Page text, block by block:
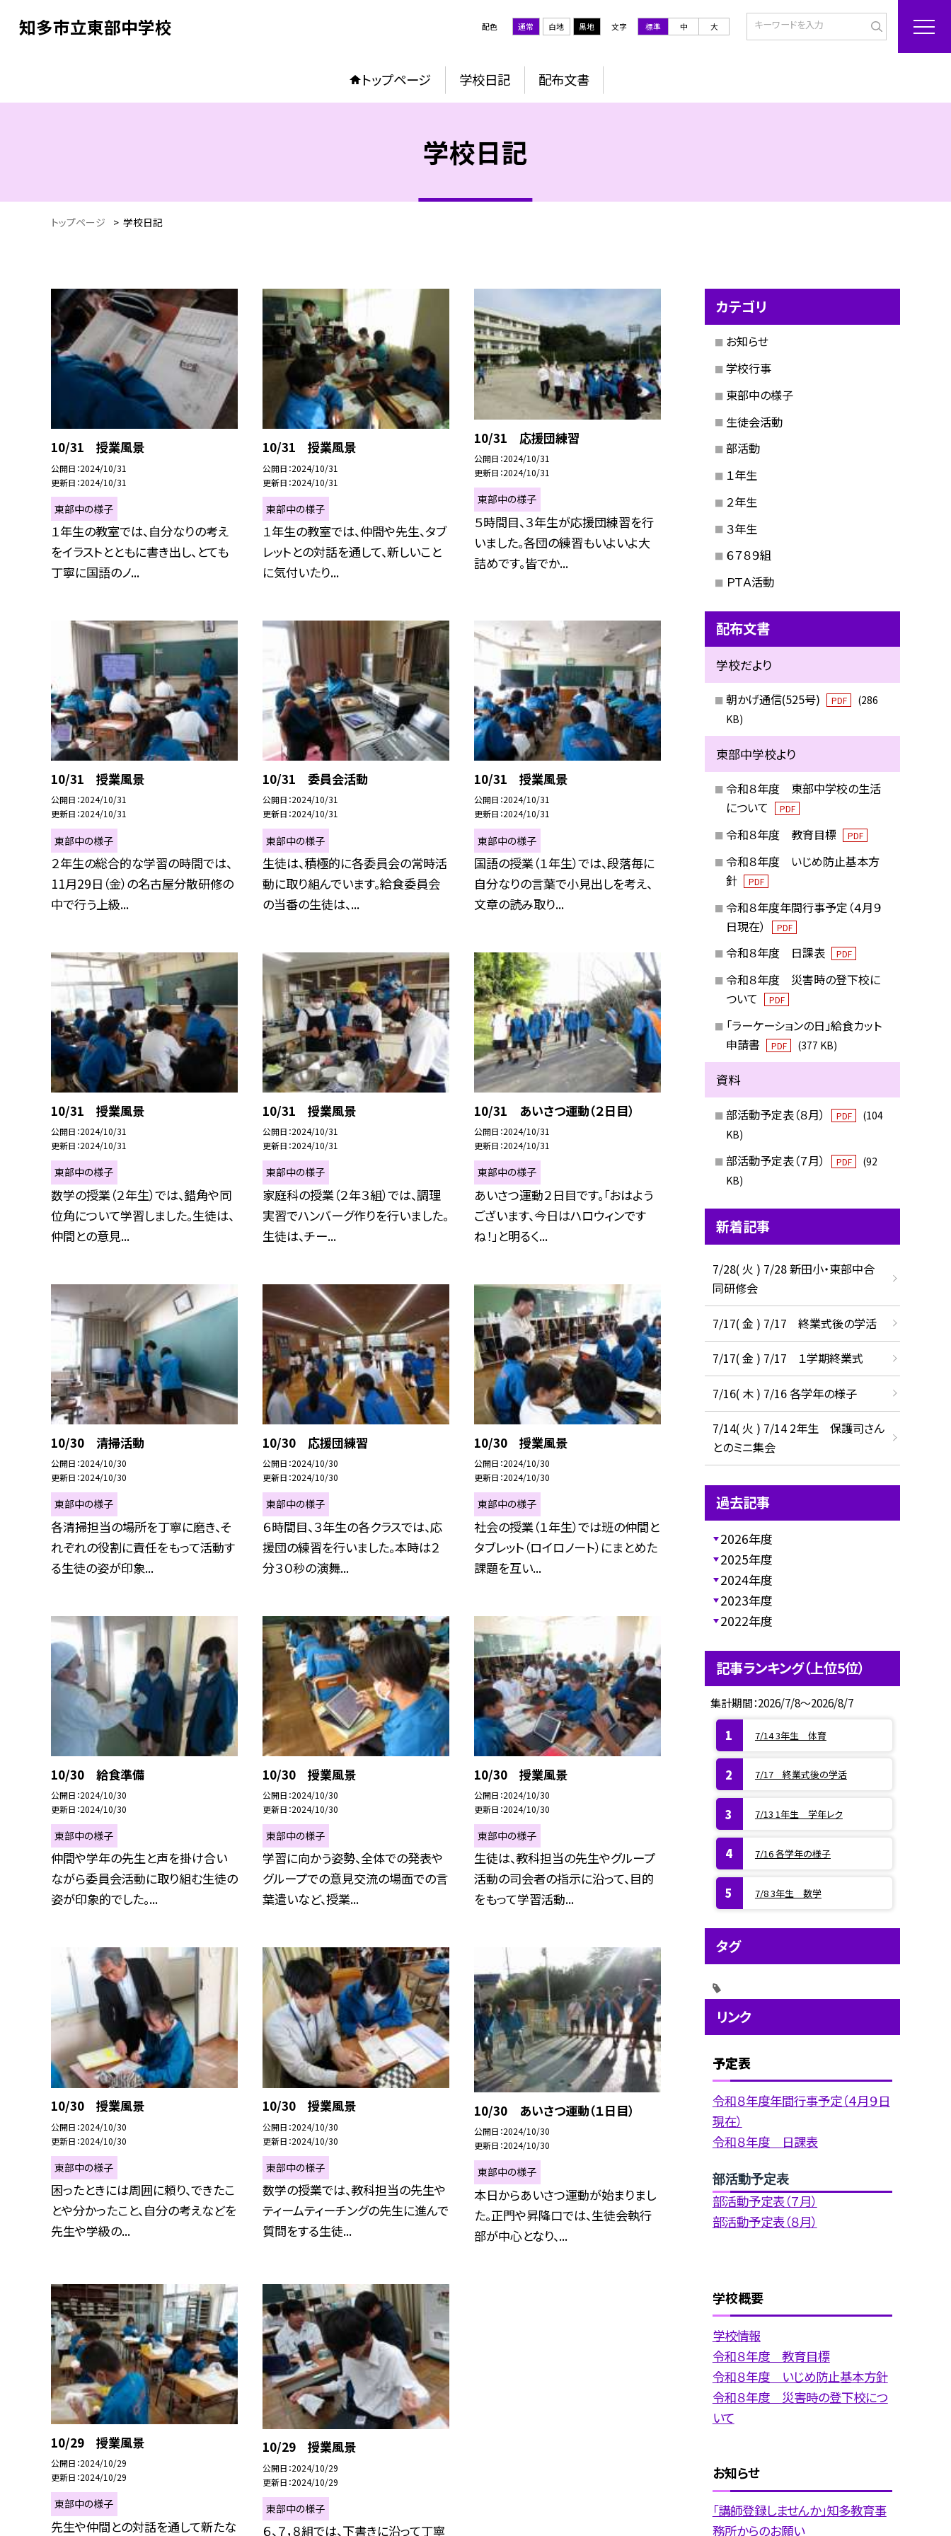
知多市立東部中学校 配色 通常 白地 黒地 文字 標準 中 大
トップページ 学校日記 配布文書
学校日記
トップページ > 学校日記
10/31 授業風景
公開日 2024/10/31
更新日 2024/10/31
東部中の様子
１年生の教室では、自分なりの考え
をイラストとともに書き出し、とても
丁寧に国語のノ...
10/31 授業風景
公開日 2024/10/31
更新日 2024/10/31
東部中の様子
１年生の教室では、仲間や先生、タブ
レットとの対話を通して、新しいこと
に気付いたり...
10/31 応援団練習
公開日 2024/10/31
更新日 2024/10/31
東部中の様子
５時間目、３年生が応援団練習を行
いました。各団の練習もいよいよ大
詰めです。皆でか...
10/31 授業風景
公開日 2024/10/31
更新日 2024/10/31
東部中の様子
２年生の総合的な学習の時間では、
11月29日（金）の名古屋分散研修の
中で行う上級...
10/31 委員会活動
公開日 2024/10/31
更新日 2024/10/31
東部中の様子
生徒は、積極的に各委員会の常時活
動に取り組んでいます。給食委員会
の当番の生徒は、...
10/31 授業風景
公開日 2024/10/31
更新日 2024/10/31
東部中の様子
国語の授業（１年生）では、段落毎に
自分なりの言葉で小見出しを考え、
文章の読み取り...
10/31 授業風景
公開日 2024/10/31
更新日 2024/10/31
東部中の様子
数学の授業（２年生）では、錯角や同
位角について学習しました。生徒は、
仲間との意見...
10/31 授業風景
公開日 2024/10/31
更新日 2024/10/31
東部中の様子
家庭科の授業（２年３組）では、調理
実習でハンバーグ作りを行いました。
生徒は、チー...
10/31 あいさつ運動（２日目）
公開日 2024/10/31
更新日 2024/10/31
東部中の様子
あいさつ運動２日目です。「おはよう
ございます、今日はハロウィンです
ね！」と明るく...
10/30 清掃活動
公開日 2024/10/30
更新日 2024/10/30
東部中の様子
各清掃担当の場所を丁寧に磨き、そ
れぞれの役割に責任をもって活動す
る生徒の姿が印象...
10/30 応援団練習
公開日 2024/10/30
更新日 2024/10/30
東部中の様子
６時間目、３年生の各クラスでは、応
援団の練習を行いました。本時は２
分３０秒の演舞...
10/30 授業風景
公開日 2024/10/30
更新日 2024/10/30
東部中の様子
社会の授業（１年生）では班の仲間と
タブレット（ロイロノート）にまとめた
課題を互い...
10/30 給食準備
公開日 2024/10/30
更新日 2024/10/30
東部中の様子
仲間や学年の先生と声を掛け合い
ながら委員会活動に取り組む生徒の
姿が印象的でした。...
10/30 授業風景
公開日 2024/10/30
更新日 2024/10/30
東部中の様子
学習に向かう姿勢、全体での発表や
グループでの意見交流の場面での言
葉遣いなど、授業...
10/30 授業風景
公開日 2024/10/30
更新日 2024/10/30
東部中の様子
生徒は、教科担当の先生やグループ
活動の司会者の指示に沿って、目的
をもって学習活動...
10/30 授業風景
公開日 2024/10/30
更新日 2024/10/30
東部中の様子
困ったときには周囲に頼り、できたこ
とや分かったこと、自分の考えなどを
先生や学級の...
10/30 授業風景
公開日 2024/10/30
更新日 2024/10/30
東部中の様子
数学の授業では、教科担当の先生や
ティームティーチングの先生に進んで
質問をする生徒...
10/30 あいさつ運動（１日目）
公開日 2024/10/30
更新日 2024/10/30
東部中の様子
本日からあいさつ運動が始まりまし
た。正門や昇降口では、生徒会執行
部が中心となり、...
10/29 授業風景
公開日 2024/10/29
更新日 2024/10/29
東部中の様子
先生や仲間との対話を通して新たな
10/29 授業風景
公開日 2024/10/29
更新日 2024/10/29
東部中の様子
６、７，８組では、下書きに沿って丁寧
カテゴリ
お知らせ
学校行事
東部中の様子
生徒会活動
部活動
１年生
２年生
３年生
６７８９組
ＰＴＡ活動
配布文書
学校だより
朝かげ通信(525号) PDF
(286
KB)
東部中学校より
令和８年度 東部中学校の生活
について
PDF
令和８年度 教育目標 PDF
令和８年度 いじめ防止基本方
針
PDF
令和８年度年間行事予定（４月９
日現在）
PDF
令和８年度 日課表 PDF
令和８年度 災害時の登下校に
ついて
PDF
「ラーケーションの日」給食カット
申請書
PDF (377 KB)
資料
部活動予定表（８月） PDF
(104
KB)
部活動予定表（７月） PDF
(92
KB)
新着記事
7/28( 火 ) 7/28 新田小・東部中合
同研修会
7/17( 金 ) 7/17 終業式後の学活
7/17( 金 ) 7/17 １学期終業式
7/16( 木 ) 7/16 各学年の様子
7/14( 火 ) 7/14 2年生 保護司さん
とのミニ集会
過去記事
2026年度
2025年度
2024年度
2023年度
2022年度
記事ランキング（上位5位）
集計期間：2026/7/8～2026/8/7
7/14 3年生 体育
7/17 終業式後の学活
7/13 1年生 学年レク
7/16 各学年の様子
7/8 3年生 数学
タグ
リンク
予定表
令和８年度年間行事予定（４月９日
現在）
令和８年度 日課表
部活動予定表
部活動予定表（７月）
部活動予定表（８月）
学校概要
学校情報
令和８年度 教育目標
令和８年度 いじめ防止基本方針
令和８年度 災害時の登下校につ
いて
お知らせ
「講師登録しませんか」知多教育事
務所からのお願い